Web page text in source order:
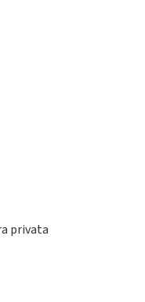
privata